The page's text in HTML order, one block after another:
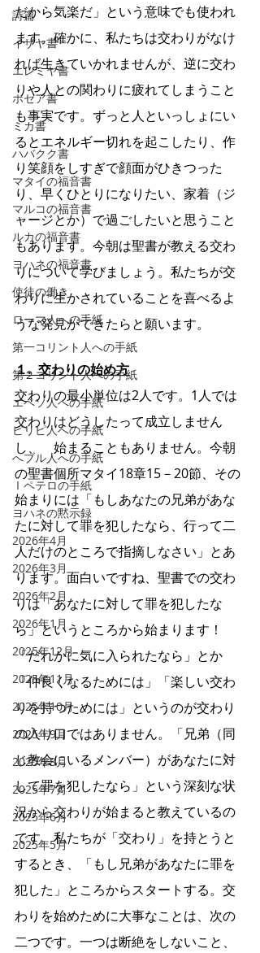
詩篇
イザヤ書
エレミヤ書
ホセア書
ミカ書
ハバクク書
マタイの福音書
マルコの福音書
ルカの福音書
ヨハネの福音書
使徒の働き
ローマ人への手紙
第一コリント人への手紙
第２コリント人への手紙
エペソ人への手紙
ピリピ人への手紙
へブル人への手紙
Ⅰペテロの手紙
ヨハネの黙示録
2026年4月
2026年3月
2026年2月
2026年1月
2025年12月
2025年11月
2025年10月
2025年9月
2025年8月
2025年7月
2025年6月
2025年5月
だから気楽だ」という意味でも使われ
ます。確かに、私たちは交わりがなけ
れば生きていかれませんが、逆に交わ
りや人との関わりに疲れてしまうこと
も事実です。ずっと人といっしょにい
るとエネルギー切れを起こしたり、作
り笑顔をしすぎで顔面がひきつった
り、早くひとりになりたい、家着（ジ
ャージとか）で過ごしたいと思うこと
もあります。今朝は聖書が教える交わ
りについて学びましょう。私たちが交
わりに生かされていることを喜べるよ
うな発見ができたらと願います。
１.  交わりの始め方
交わりの最小単位は2人です。1人では
交わりはどうしたって成立しません
し、　始まることもありません。今朝
の聖書個所マタイ18章15－20節、その
始まりには「もしあなたの兄弟があな
たに対して罪を犯したなら、行って二
人だけのところで指摘しなさい」とあ
ります。面白いですね、聖書での交わ
りは「あなたに対して罪を犯したな
ら」というところから始まります！
「だれかに気に入られたなら」とか
「仲良くなるためには」「楽しい交わ
りを持つためには」というのが交わり
の入り口ではありません。「兄弟（同
じ教会にいるメンバー）があなたに対
して罪を犯したなら」という深刻な状
況から交わりが始まると教えているの
です。私たちが「交わり」を持とうと
するとき、「もし兄弟があなたに罪を
犯した」ところからスタートする。交
わりを始めために大事なことは、次の
二つです。一つは断絶をしないこと、